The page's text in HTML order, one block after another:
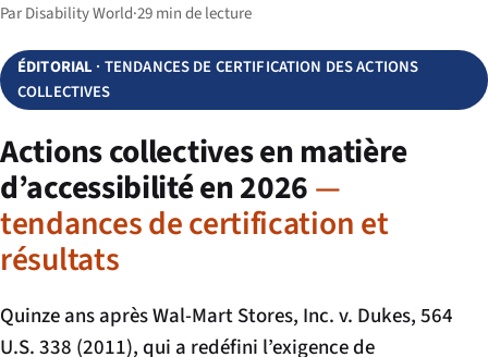
Par Disability World·29 min de lecture
ÉDITORIAL · TENDANCES DE CERTIFICATION DES ACTIONS
COLLECTIVES
Actions collectives en matière
d’accessibilité en 2026—
tendances de certification et
résultats
Quinze ans aprèsWal-Mart Stores, Inc. v. Dukes, 564
U.S. 338 (2011), qui a redéfini l’exigence de